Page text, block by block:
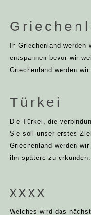
In Griechenland
entspannen bevor wir
Griechenland werden
Türkei
Die Türkei, die
Sie soll unser erstes
Griechenland werden
ihn spätere zu erkunden.
xxxx
Welches wird das